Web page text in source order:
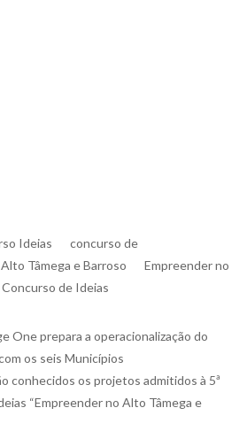
Ideias
concurso de
Tâmega e Barroso
Empreender no
de Ideias
One prepara a operacionalização do
os seis Municípios
conhecidos os projetos admitidos à 5ª
“Empreender no Alto Tâmega e